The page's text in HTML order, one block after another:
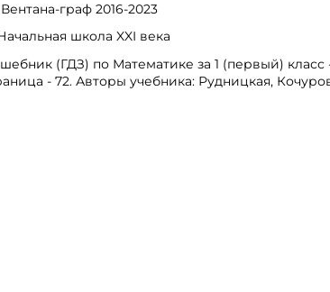
Вентана-граф 2016-2023
школа XXI века
(ГДЗ) по Математике за 1 (первый) класс
- 72. Авторы учебника: Рудницкая,